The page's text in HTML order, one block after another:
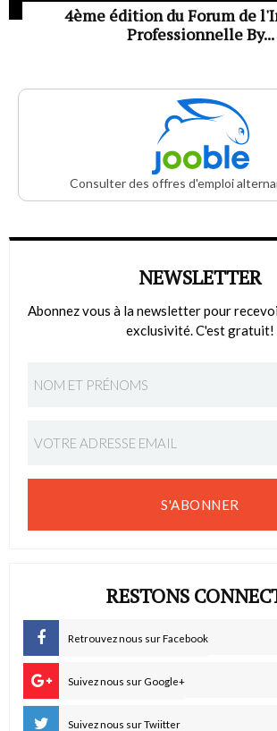
4ème édition du Forum de
Professionnelle By...
Consulter des offres d'emploi
NEWSLETTER
Abonnez vous à la newsletter pour
exclusivité. C'est gratuit!
S'ABONNER
RESTONS
Retrouvez nous sur Facebook
Suivez nous sur Google+
Suivez nous sur Twiitter